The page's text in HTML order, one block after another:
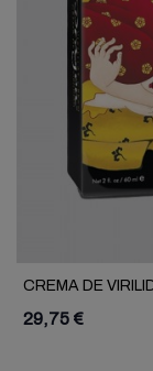
CREMA DE
29,75 €